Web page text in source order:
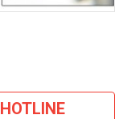
HOTLINE